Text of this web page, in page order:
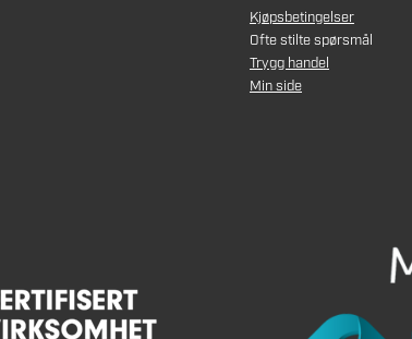
Kjøpsbetingelser
Ofte stilte spørsmål
Trygg handel
Min side